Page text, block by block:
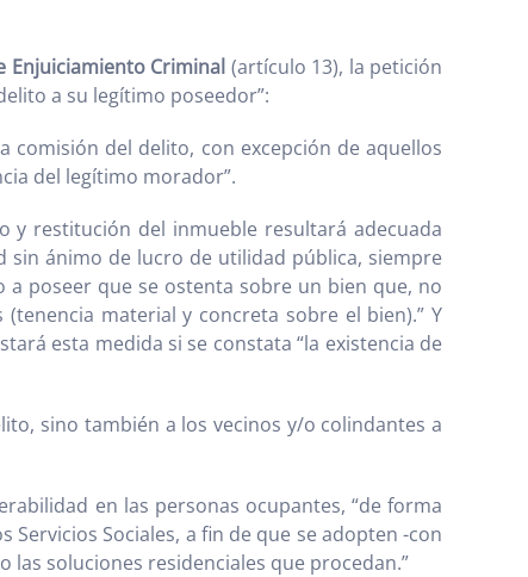
Enjuiciamiento Criminal (artículo 13), la petición
a su legítimo poseedor”:
comisión del delito, con excepción de aquellos
del legítimo morador”.
y restitución del inmueble resultará adecuada
sin ánimo de lucro de utilidad pública, siempre
poseer que se ostenta sobre un bien que, no
material y concreta sobre el bien).” Y
esta medida si se constata “la existencia de
sino también a los vecinos y/o colindantes a
en las personas ocupantes, “de forma
Sociales, a fin de que se adopten -con
soluciones residenciales que procedan.”